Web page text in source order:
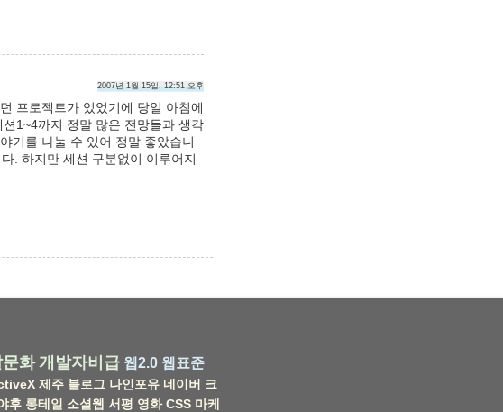
2007년 1월 15일, 12:51 오후
프로젝트가 있었기에 당일 아침에
1~4까지 정말 많은 전망들과 생각
기를 나눌 수 있어 정말 좋았습니
. 하지만 세션 구분없이 이루어지
화개발자비급 웹2.0 웹표준
제주 블로그 나인포유 네이버 크
후 롱테일 소셜웹 서평 영화 CSS 마케